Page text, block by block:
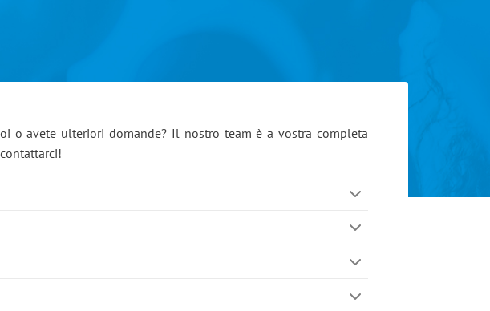
o avete ulteriori domande? Il nostro team è a vostra completa